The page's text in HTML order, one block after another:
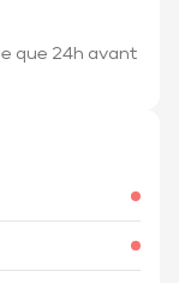
que 24h avant